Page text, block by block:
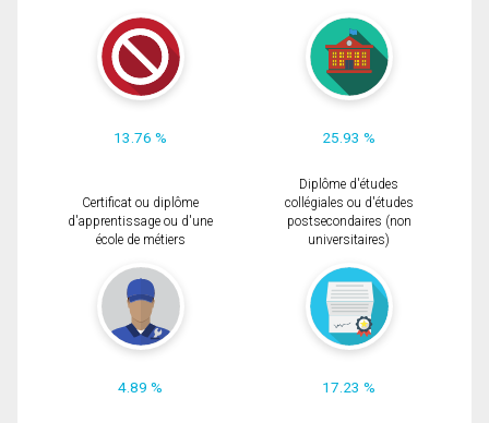
13.76 % 25.93 %
Certificat ou diplôme
d'apprentissage ou d'une
école de métiers
4.89 %
Diplôme d'études
collégiales ou d'études
postsecondaires (non
universitaires)
17.23 %